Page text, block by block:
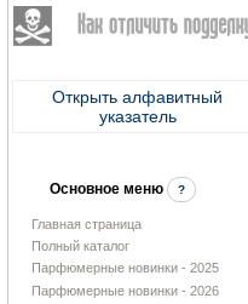
Открыть алфавитный
указатель
Основное меню ?
Главная страница
Полный каталог
Парфюмерные новинки - 2025
Парфюмерные новинки - 2026